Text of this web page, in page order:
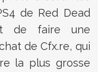
de Red Dead
de faire une
de Cfx.re, qui
la plus grosse